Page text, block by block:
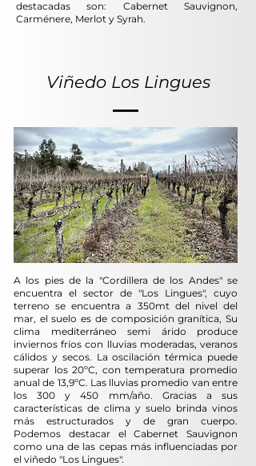
destacadas son: Cabernet Sauvignon,
Carménere, Merlot y Syrah.
Viñedo Los Lingues
A los pies de la "Cordillera de los Andes" se
encuentra el sector de "Los Lingues", cuyo
terreno se encuentra a 350mt del nivel del
mar, el suelo es de composición granítica, Su
clima mediterráneo semi árido produce
inviernos fríos con lluvias moderadas, veranos
cálidos y secos. La oscilación térmica puede
superar los 20ºC, con temperatura promedio
anual de 13,9ºC. Las lluvias promedio van entre
los 300 y 450 mm/año. Gracias a sus
características de clima y suelo brinda vinos
más estructurados y de gran cuerpo.
Podemos destacar el Cabernet Sauvignon
como una de las cepas más influenciadas por
el viñedo "Los Lingues".